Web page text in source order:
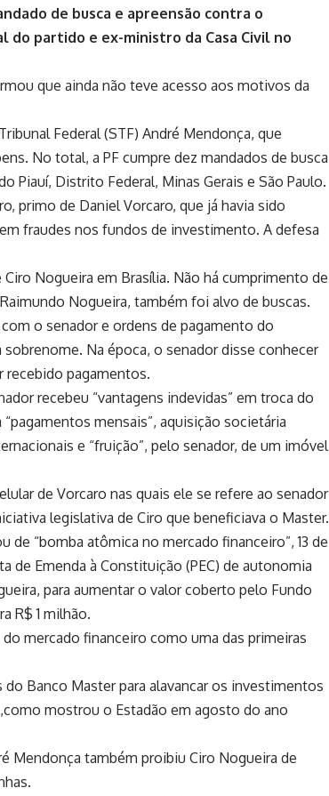
de busca e apreensão contra o
do partido e ex-ministro da Casa Civil no
que ainda não teve acesso aos motivos da
Federal (STF) André Mendonça, que
No total, a PF cumpre dez mandados de busca
Piauí, Distrito Federal, Minas Gerais e São Paulo.
primo de Daniel Vorcaro, que já havia sido
fraudes nos fundos de investimento. A defesa
Nogueira em Brasília. Não há cumprimento de
Nogueira, também foi alvo de buscas.
o senador e ordens de pagamento do
Na época, o senador disse conhecer
recebido pagamentos.
recebeu “vantagens indevidas” em troca do
mensais”, aquisição societária
e “fruição”, pelo senador, de um imóvel
de Vorcaro nas quais ele se refere ao senador
legislativa de Ciro que beneficiava o Master.
“bomba atômica no mercado financeiro”, 13 de
de Emenda à Constituição (PEC) de autonomia
para aumentar o valor coberto pelo Fundo
R$ 1 milhão.
mercado financeiro como uma das primeiras
Banco Master para alavancar os investimentos
mostrou o Estadão em agosto do ano
Mendonça também proibiu Ciro Nogueira de